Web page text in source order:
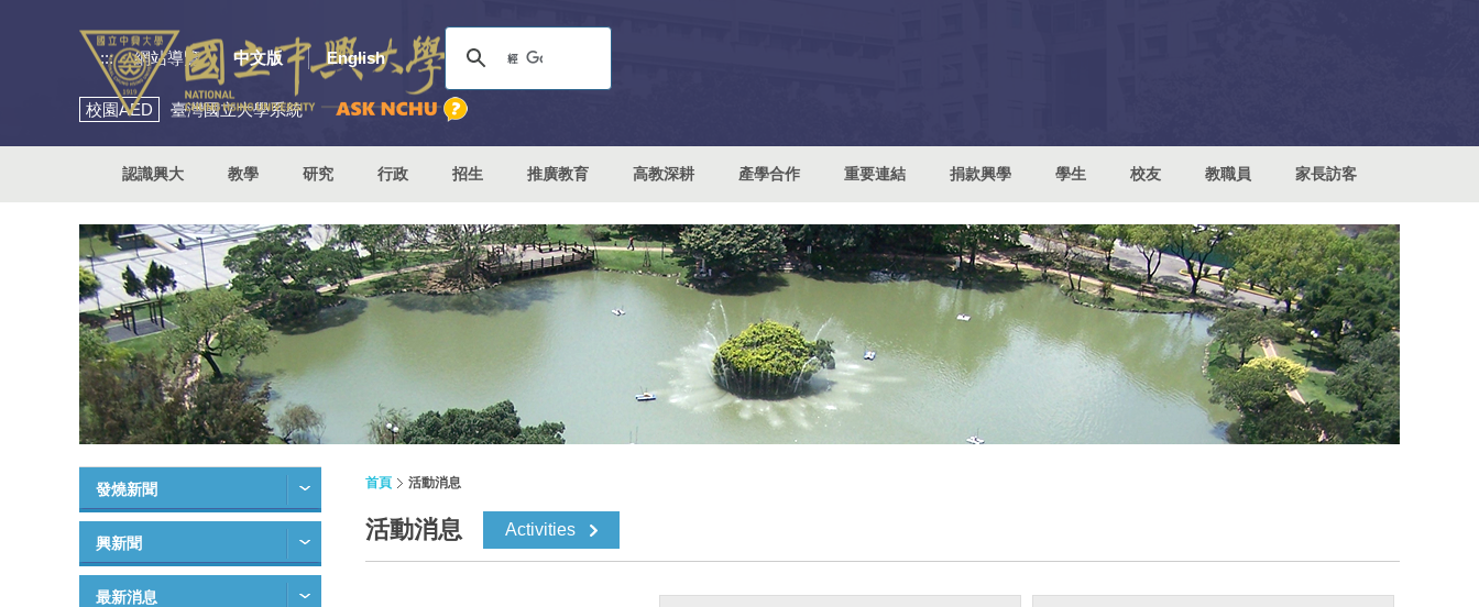
::: 網站導覽 中文版 English
校園AED 臺灣國立大學系統
認識興大 教學 研究 行政 招生 推廣教育 高教深耕 產學合作 重要連結 捐款興學 學生 校友 教職員 家長訪客
發燒新聞
興新聞
最新消息
首頁 活動消息
活動消息 Activities